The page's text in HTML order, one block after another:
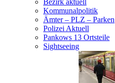
Bezirk aktuell
Kommunalpolitik
Ämter – PLZ – Parken
Polizei Aktuell
Pankows 13 Ortsteile
Sightseeing